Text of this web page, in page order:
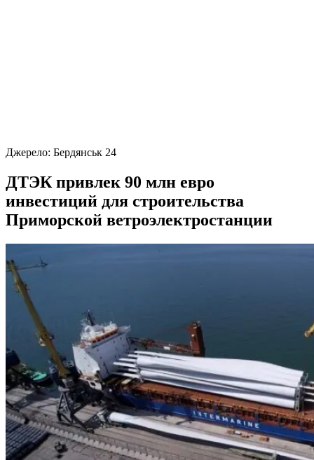
Джерело: Бердянськ 24
ДТЭК привлек 90 млн евро
инвестиций для строительства
Приморской ветроэлектростанции